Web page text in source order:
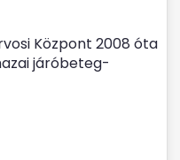
Központ 2008 óta
járóbeteg-